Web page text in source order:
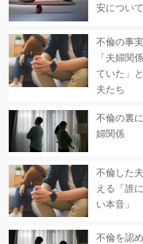
安について
不倫の事
「夫婦関
ていた」
夫たち
不倫の裏
婦関係
不倫した
える「誰
い本音」
不倫を認